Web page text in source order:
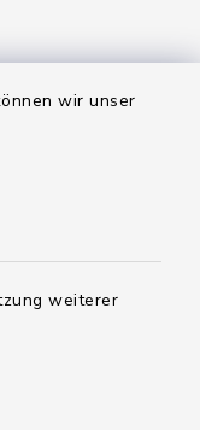
wir unser
weiterer